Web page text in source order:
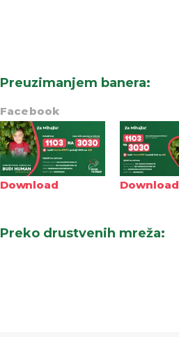
Preuzimanjem banera:
Facebook
Download Download
Preko drustvenih mreža: